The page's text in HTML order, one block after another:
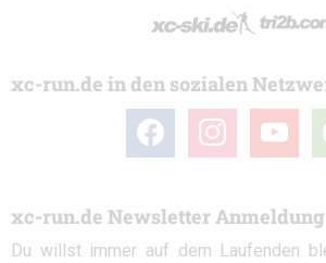
xc-run.de in den sozialen
facebook instagramyoutube
xc-run.de Newsletter Anmeldung
Du willst immer auf dem Laufenden